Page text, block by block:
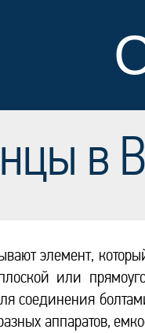
в
элемент,
или
соединения
аппаратов,